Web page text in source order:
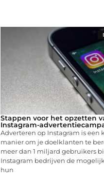
Stappen voor het opzetten
Instagram-
Adverteren op Instagram is een
manier om je doelklanten te
meer dan 1 miljard gebruikers
Instagram bedrijven de
hun